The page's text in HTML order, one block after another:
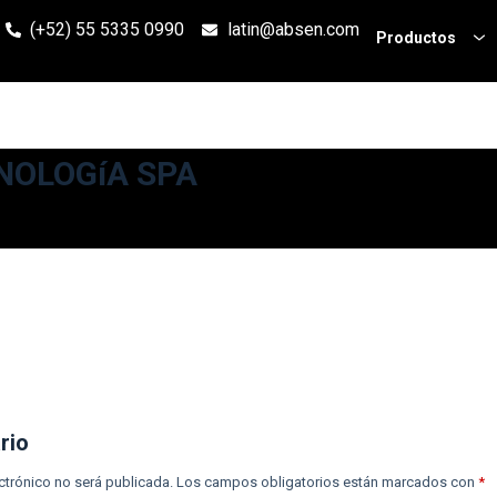
(+52) 55 5335 0990 latin@absen.com Productos
SPA
no será publicada. Los campos obligatorios están marcados con *